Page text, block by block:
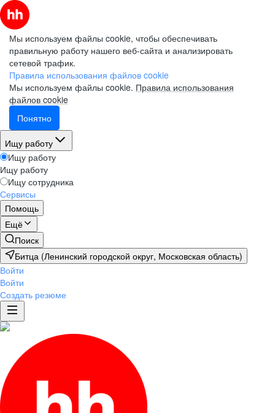
Мы используем файлы cookie, чтобы обеспечивать
правильную работу нашего веб-сайта и анализировать
сетевой трафик.
Правила использования файлов cookie
Мы используем файлы cookie. Правила использования
файлов cookie
Понятно
Ищу работу
Ищу работу
Ищу работу
Ищу сотрудника
Сервисы
Помощь
Ещё
Поиск
Битца (Ленинский городской округ, Московская область)
Войти
Войти
Создать резюме